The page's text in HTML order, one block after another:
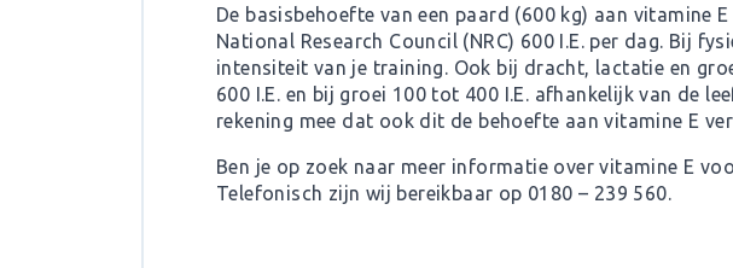
De basisbehoefte van een paard (600 kg) aan vitamine
National Research Council (NRC) 600 I.E. per dag. Bij
intensiteit van je training. Ook bij dracht, lactatie en
600 I.E. en bij groei 100 tot 400 I.E. afhankelijk van de
rekening mee dat ook dit de behoefte aan vitamine E
Ben je op zoek naar meer informatie over vitamine E
Telefonisch zijn wij bereikbaar op 0180 – 239 560.